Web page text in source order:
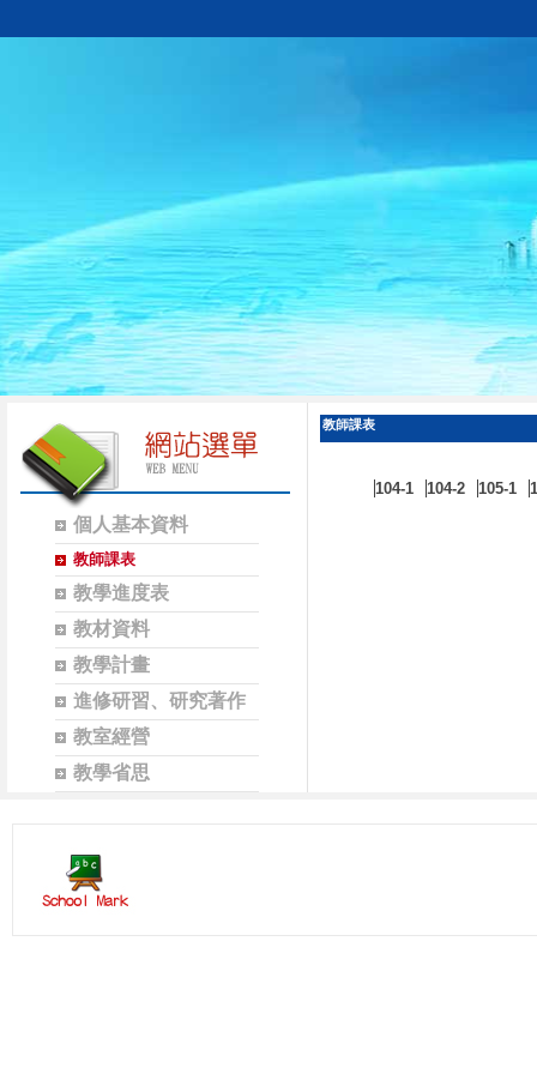
個人基本資料
教師課表
教學進度表
教材資料
教學計畫
進修研習、研究著作
教室經營
教學省思
教師課表
104-1 104-2 105-1